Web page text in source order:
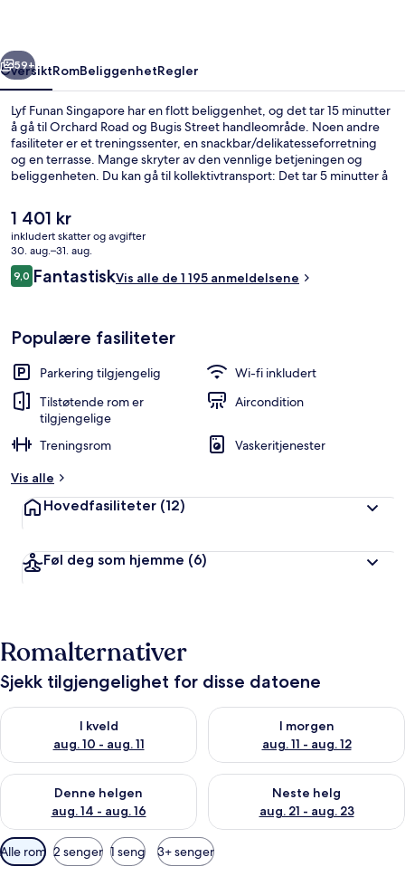
Neste
59+
OversiktRomBeliggenhetRegler
Lyf Funan Singapore har en flott beliggenhet, og det tar 15 minutter
å gå til Orchard Road og Bugis Street handleområde. Noen andre
fasiliteter er et treningssenter, en snackbar/delikatesseforretning
og en terrasse. Mange skryter av den vennlige betjeningen og
beliggenheten. Du kan gå til kollektivtransport: Det tar 5 minutter å
Den
nåværende
prisen
er
1 401 kr
1 401 kr
inkludert skatter og avgifter
30. aug.–31. aug.
Anmeldelser
9,09,0 av 10 –
FantastiskVis alle de 1 195 anmeldelsene
Populære fasiliteter
Parkering tilgjengelig
Wi-fi inkludert
Tilstøtende rom er
tilgjengelige
Aircondition
Treningsrom
Vaskeritjenester
Vis alle
Hovedfasiliteter (12)
Føl deg som hjemme (6)
Romalternativer
Sjekk tilgjengelighet for disse datoene
I kveld
aug. 10 - aug. 11
Sjekk tilgjengelighet for i kveld, aug. 10 - aug. 11
I morgen
aug. 11 - aug. 12
Sjekk tilgjengelighet for i
Denne helgen
aug. 14 - aug. 16
Sjekk tilgjengelighet for denne helgen, aug. 14 - aug. 16
Neste helg
aug. 21 - aug. 23
Sjekk tilgjengelighet for
Tilgjengelige
filtre
Alle rom 2 senger 1 seng 3+ senger